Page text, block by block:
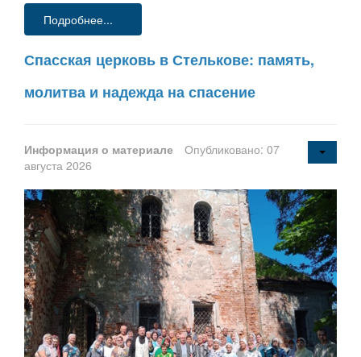
Подробнее...
Спасская церковь в Стелькове: память,
молитва и надежда на спасение
Информация о материале
Опубликовано: 07
августа 2026